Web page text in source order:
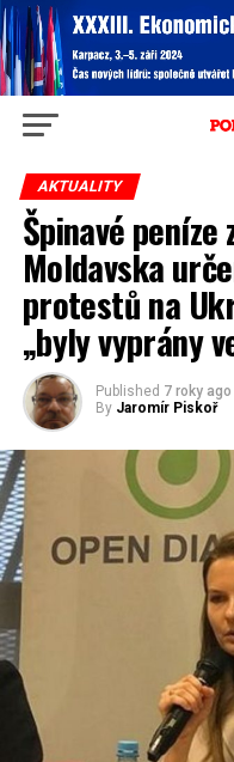
AKTUALITY
Špinavé peníze
Moldavska
protestů na
„byly vyprány
Published 7 roky ago
By Jaromír Piskoř